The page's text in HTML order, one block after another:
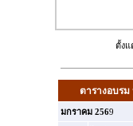
ตั้งแ
ตารางอบรม
มกราคม 2569